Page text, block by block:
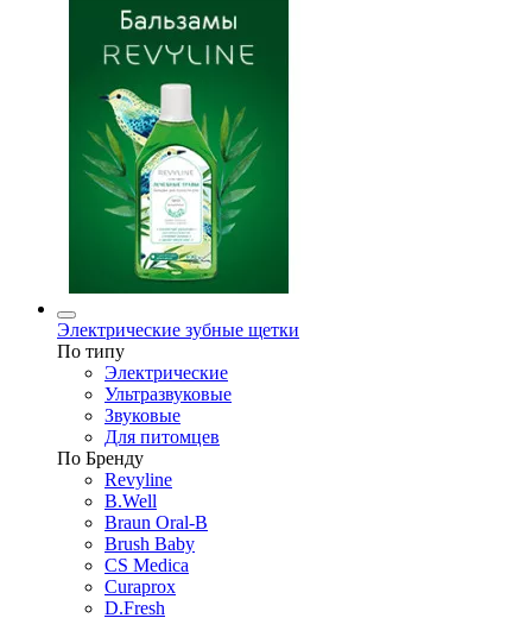
Электрические зубные щетки
По типу
Электрические
Ультразвуковые
Звуковые
Для питомцев
По Бренду
Revyline
B.Well
Braun Oral-B
Brush Baby
CS Medica
Curaprox
D.Fresh